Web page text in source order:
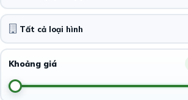
Khoảng giá